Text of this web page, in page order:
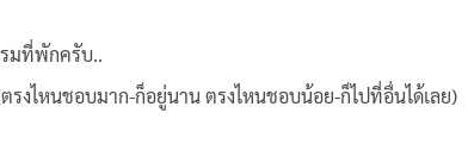
รมที่พักครับ..
งไหนชอบมาก-ก็อยู่นาน ตรงไหนชอบน้อย-ก็ไปที่อื่นได้เลย)